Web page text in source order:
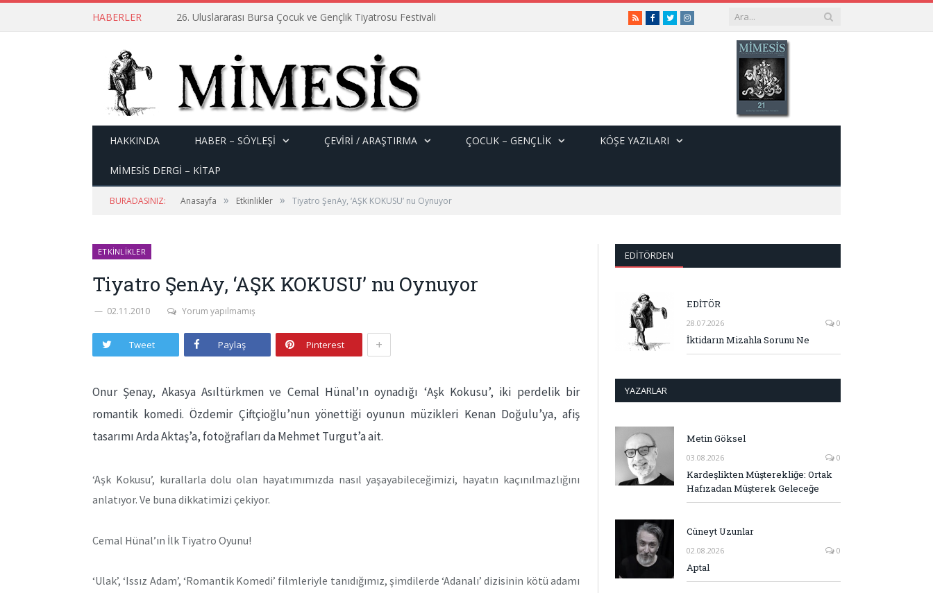
HABERLER 26. Uluslararası Bursa Çocuk ve Gençlik Tiyatrosu Festivali RSSFacebook
TwitterInstagram
HAKKINDA HABER – SÖYLEŞI ÇEVİRİ / ARAŞTIRMA ÇOCUK – GENÇLIK KÖŞE YAZILARI
MİMESİS DERGİ – KİTAP
BURADASINIZ: Anasayfa » Etkinlikler » Tiyatro ŞenAy, ‘AŞK KOKUSU’ nu Oynuyor
ETKINLIKLER
Tiyatro ŞenAy, ‘AŞK KOKUSU’ nu Oynuyor
02.11.2010 Yorum yapılmamış
Tweet Paylaş Pinterest +
Onur Şenay, Akasya Asıltürkmen ve Cemal Hünal’ın oynadığı ‘Aşk Kokusu’, iki perdelik bir
romantik komedi. Özdemir Çiftçioğlu’nun yönettiği oyunun müzikleri Kenan Doğulu’ya, afiş
tasarımı Arda Aktaş’a, fotoğrafları da Mehmet Turgut’a ait.
‘Aşk Kokusu’, kurallarla dolu olan hayatımımızda nasıl yaşayabileceğimizi, hayatın kaçınılmazlığını
anlatıyor. Ve buna dikkatimizi çekiyor.
Cemal Hünal’ın İlk Tiyatro Oyunu!
‘Ulak’, ‘Issız Adam’, ‘Romantik Komedi’ filmleriyle tanıdığımız, şimdilerde ‘Adanalı’ dizisinin kötü adamı
EDITÖRDEN
EDİTÖR
28.07.2026 0
İktidarın Mizahla Sorunu Ne
YAZARLAR
Metin Göksel
03.08.2026 0
Kardeşlikten Müşterekliğe: Ortak
Hafızadan Müşterek Geleceğe
Cüneyt Uzunlar
02.08.2026 0
Aptal